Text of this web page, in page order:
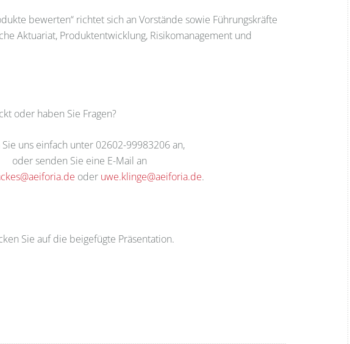
bewerten“ richtet sich an Vorstände sowie Führungskräfte
Aktuariat, Produktentwicklung, Risikomanagement und
oder haben Sie Fragen?
Sie uns einfach unter 02602-99983206 an,
oder senden Sie eine E-Mail an
oder uwe.klinge@aeiforia.de.
Sie auf die beigefügte Präsentation.